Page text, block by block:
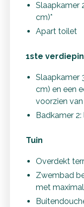
Slaapkamer
cm)*
Apart toilet
1ste
Slaapkamer
cm) en een
voorzien
Badkamer
Tuin
Overdekt
Zwembad
met